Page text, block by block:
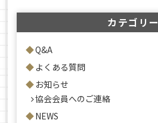
カテゴリー
Q&A
よくある質問
お知らせ
協会会員へのご連絡
NEWS